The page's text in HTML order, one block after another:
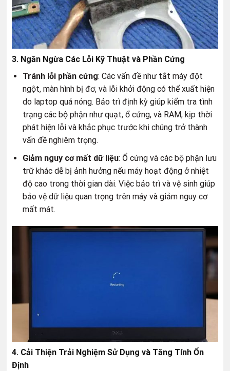
3. Ngăn Ngừa Các Lỗi Kỹ Thuật và Phần Cứng
Tránh lỗi phần cứng: Các vấn đề như tắt máy đột
ngột, màn hình bị đơ, và lỗi khởi động có thể xuất hiện
do laptop quá nóng. Bảo trì định kỳ giúp kiểm tra tình
trạng các bộ phận như quạt, ổ cứng, và RAM, kịp thời
phát hiện lỗi và khắc phục trước khi chúng trở thành
vấn đề nghiêm trọng.
Giảm nguy cơ mất dữ liệu: Ổ cứng và các bộ phận lưu
trữ khác dễ bị ảnh hưởng nếu máy hoạt động ở nhiệt
độ cao trong thời gian dài. Việc bảo trì và vệ sinh giúp
bảo vệ dữ liệu quan trọng trên máy và giảm nguy cơ
mất mát.
4. Cải Thiện Trải Nghiệm Sử Dụng và Tăng Tính Ổn
Định